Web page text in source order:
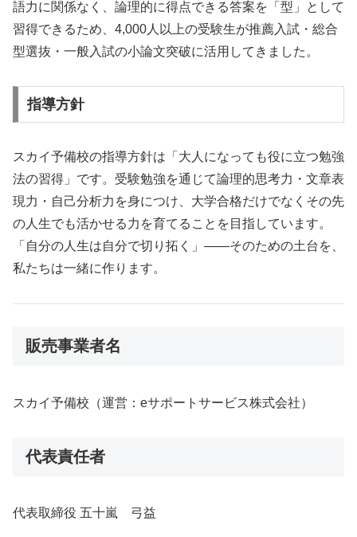
語力に関係なく、論理的に得点できる答案を「型」として
習得できるため、4,000人以上の受験生が推薦入試・総合
型選抜・一般入試の小論文突破に活用してきました。
指導方針
スカイ予備校の指導方針は「大人になっても役に立つ勉強
法の習得」です。受験勉強を通じて論理的思考力・文章表
現力・自己分析力を身につけ、大学合格だけでなくその先
の人生でも活かせる力を育てることを目指しています。
「自分の人生は自分で切り拓く」——そのための土台を、
私たちは一緒に作ります。
販売事業者名
スカイ予備校（運営：eサポートサービス株式会社）
代表責任者
代表取締役 五十嵐 弓益